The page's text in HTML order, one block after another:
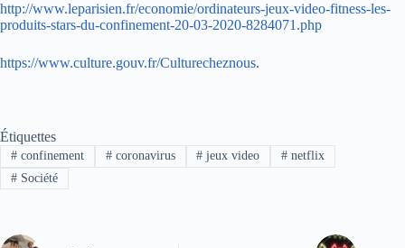
http://www.leparisien.fr/economie/ordinateurs-jeux-video-fitness-les-
produits-stars-du-confinement-20-03-2020-8284071.php
https://www.culture.gouv.fr/Culturecheznous.
Étiquettes
#confinement #coronavirus # jeux video # netflix
#Société